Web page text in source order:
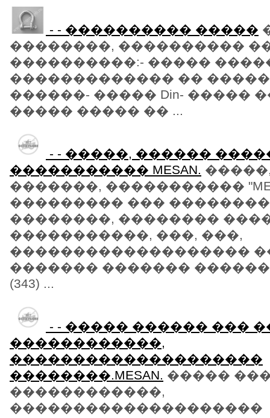
- - ���������� �����
��������, ����������
����������:- �����
������������� ��
������- ����� Din- �����
����� ����� �� ...
- - �����, ������
����������� MESAN.
�������, �����������
��������� ���
��������, ��������
�����������, ���, ���,
�������������������
������� �������
(343) ...
- - ����� ������ ���
������������,
��������������������
��������.MESAN. �����
������������,
��������������������